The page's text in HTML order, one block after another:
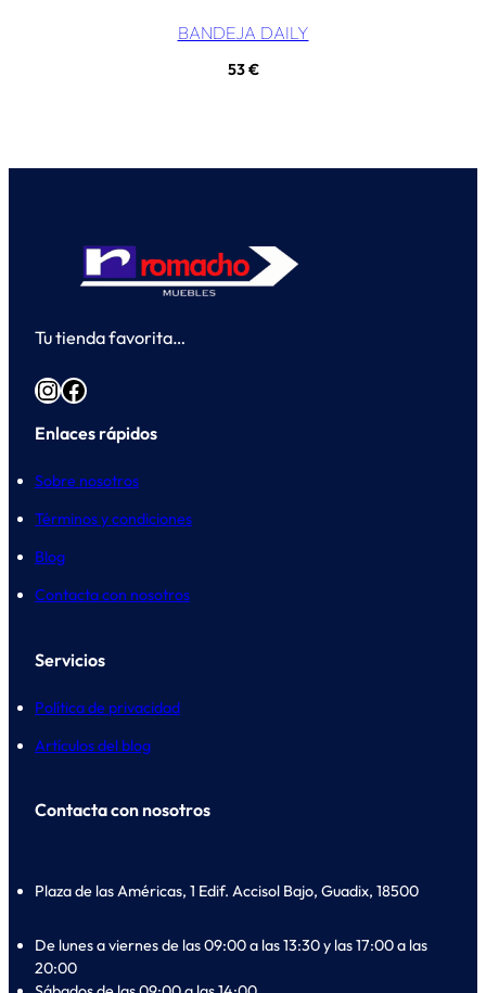
BANDEJA DAILY
53€
Tu tienda favorita…
InstagramFacebook
Enlaces rápidos
Sobre nosotros
Términos y condiciones
Blog
Contacta con nosotros
Servicios
Política de privacidad
Artículos del blog
Contacta con nosotros
Plaza de las Américas, 1 Edif. Accisol Bajo, Guadix, 18500
De lunes a viernes de las 09:00 a las 13:30 y las 17:00 a las
20:00